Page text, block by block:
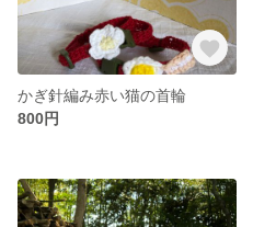
かぎ針編み赤い猫の首輪
800円